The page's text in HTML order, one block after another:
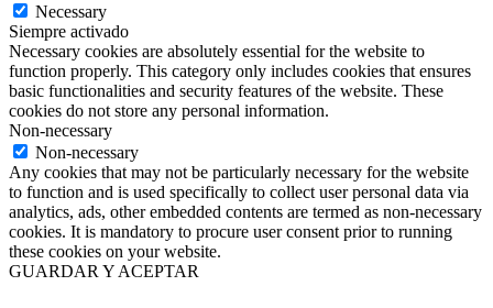
Necessary
Siempre activado
Necessary cookies are absolutely essential for the website to
function properly. This category only includes cookies that ensures
basic functionalities and security features of the website. These
cookies do not store any personal information.
Non-necessary
Non-necessary
Any cookies that may not be particularly necessary for the website
to function and is used specifically to collect user personal data via
analytics, ads, other embedded contents are termed as non-necessary
cookies. It is mandatory to procure user consent prior to running
these cookies on your website.
GUARDAR Y ACEPTAR